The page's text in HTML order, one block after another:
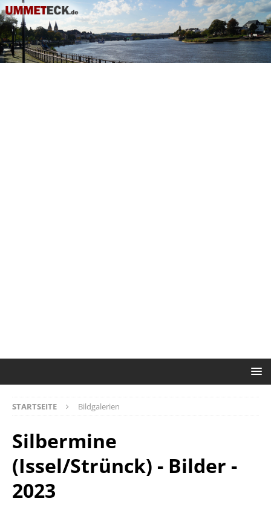
STARTSEITE Bildgalerien
Silbermine
(Issel/Strünck) - Bilder -
2023